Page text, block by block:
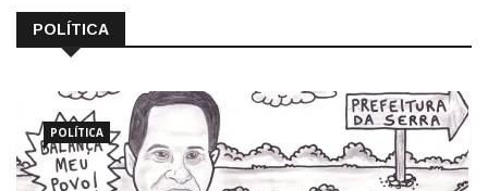
POLÍTICA
POLÍTICA